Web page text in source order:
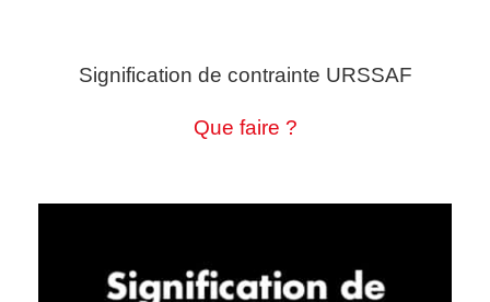
Signification de contrainte URSSAF
Que faire ?